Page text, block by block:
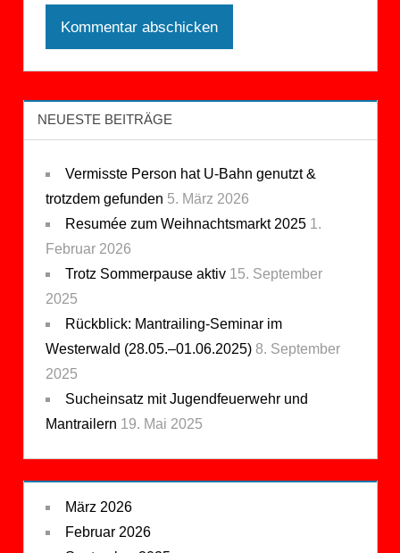
NEUESTE BEITRÄGE
Vermisste Person hat U-Bahn genutzt &
trotzdem gefunden 5. März 2026
Resumée zum Weihnachtsmarkt 2025 1.
Februar 2026
Trotz Sommerpause aktiv 15. September
2025
Rückblick: Mantrailing-Seminar im
Westerwald (28.05.–01.06.2025) 8. September
2025
Sucheinsatz mit Jugendfeuerwehr und
Mantrailern 19. Mai 2025
März 2026
Februar 2026